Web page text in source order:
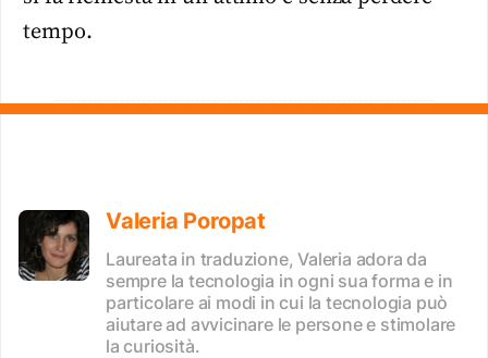
tempo.
Valeria Poropat
Laureata in traduzione, Valeria adora da
sempre la tecnologia in ogni sua forma e in
particolare ai modi in cui la tecnologia può
aiutare ad avvicinare le persone e stimolare
la curiosità.